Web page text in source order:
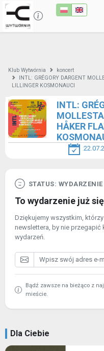
Klub Wytwórnia
koncert
INTL: GRÉGORY DARGENT
LILLINGER KOSMONAUCI
INTL:
HÅKER
STATUS:
To wydarzenie już
Dziękujemy wszystkim,
newslettera, by nie
wydarzeń.
Bądź zawsze na bieżąco z
mieście.
Dla Ciebie